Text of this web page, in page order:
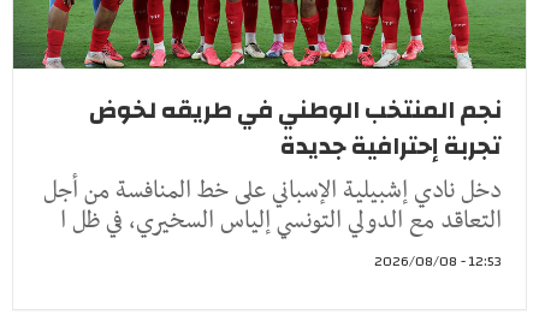
نجم المنتخب الوطني في طريقه لخوض
تجربة إحترافية جديدة
دخل نادي إشبيلية الإسباني على خط المنافسة من أجل
التعاقد مع الدولي التونسي إلياس السخيري، في ظل ا
12:53 - 2026/08/08